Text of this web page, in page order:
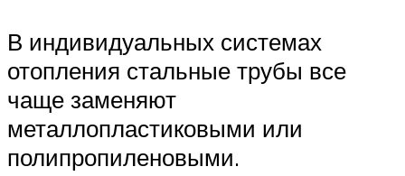
В индивидуальных системах
отопления стальные трубы все
чаще заменяют
металлопластиковыми или
полипропиленовыми.